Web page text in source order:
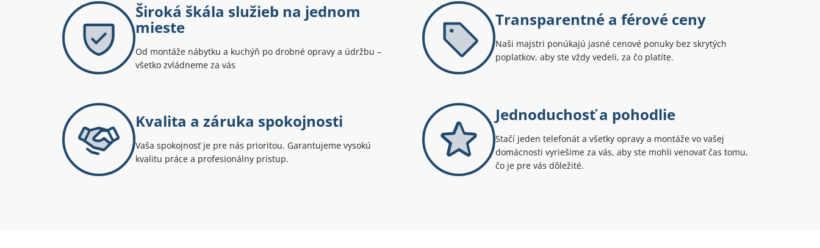
Široká škála služieb na jednom
mieste
Od montáže nábytku a kuchýň po drobné opravy a údržbu –
všetko zvládneme za vás
Transparentné a férové ceny
Naši majstri ponúkajú jasné cenové ponuky bez skrytých
poplatkov, aby ste vždy vedeli, za čo platíte.
Kvalita a záruka spokojnosti
Vaša spokojnosť je pre nás prioritou. Garantujeme vysokú
kvalitu práce a profesionálny prístup.
Jednoduchosť a pohodlie
Stačí jeden telefonát a všetky opravy a montáže vo vašej
domácnosti vyriešime za vás, aby ste mohli venovať čas tomu,
čo je pre vás dôležité.